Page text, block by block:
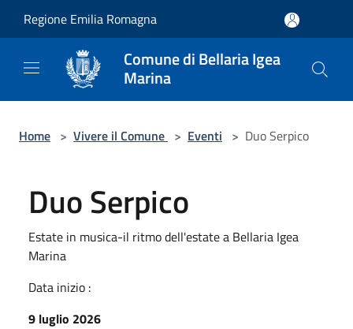
Regione Emilia Romagna
Comune di Bellaria Igea
Marina
Home > Vivere il Comune > Eventi > Duo Serpico
Duo Serpico
Estate in musica-il ritmo dell'estate a Bellaria Igea
Marina
Data inizio :
9 luglio 2026